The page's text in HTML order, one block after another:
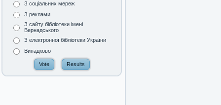
З соціальних мереж
З реклами
З сайту бібліотеки імені
Вернадського
З електронної бібліотеки України
Випадково